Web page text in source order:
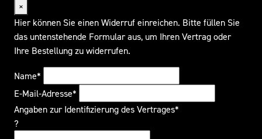
×
Hier können Sie einen Widerruf einreichen. Bitte füllen Sie
das untenstehende Formular aus, um Ihren Vertrag oder
Ihre Bestellung zu widerrufen.
Name*
E-Mail-Adresse*
Angaben zur Identifizierung des Vertrages*
?